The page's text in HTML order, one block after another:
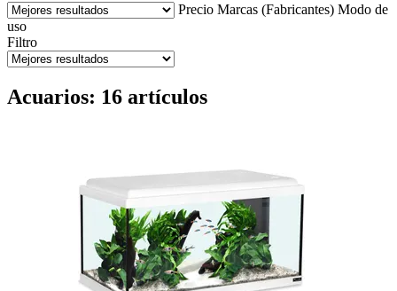
Precio Marcas (Fabricantes) Modo de
uso
Filtro
Acuarios: 16 artículos